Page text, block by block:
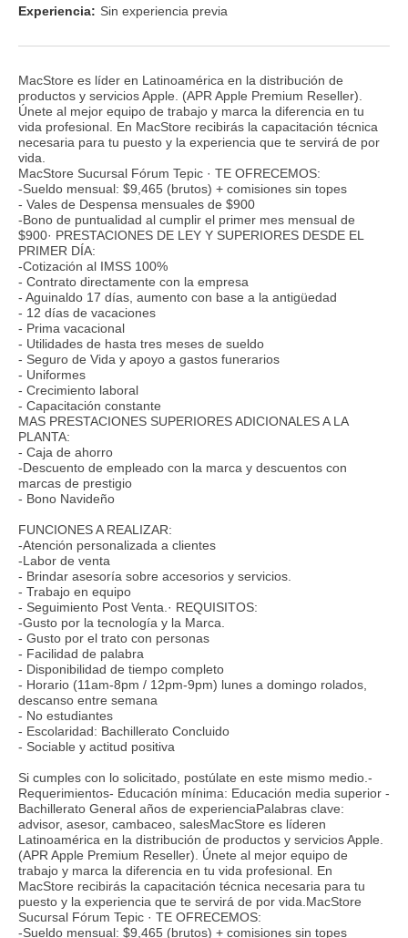
Experiencia: Sin experiencia previa
MacStore es líder en Latinoamérica en la distribución de
productos y servicios Apple. (APR Apple Premium Reseller).
Únete al mejor equipo de trabajo y marca la diferencia en tu
vida profesional. En MacStore recibirás la capacitación técnica
necesaria para tu puesto y la experiencia que te servirá de por
vida.
MacStore Sucursal Fórum Tepic · TE OFRECEMOS:
-Sueldo mensual: $9,465 (brutos) + comisiones sin topes
- Vales de Despensa mensuales de $900
-Bono de puntualidad al cumplir el primer mes mensual de
$900· PRESTACIONES DE LEY Y SUPERIORES DESDE EL
PRIMER DÍA:
-Cotización al IMSS 100%
- Contrato directamente con la empresa
- Aguinaldo 17 días, aumento con base a la antigüedad
- 12 días de vacaciones
- Prima vacacional
- Utilidades de hasta tres meses de sueldo
- Seguro de Vida y apoyo a gastos funerarios
- Uniformes
- Crecimiento laboral
- Capacitación constante
MAS PRESTACIONES SUPERIORES ADICIONALES A LA
PLANTA:
- Caja de ahorro
-Descuento de empleado con la marca y descuentos con
marcas de prestigio
- Bono Navideño
FUNCIONES A REALIZAR:
-Atención personalizada a clientes
-Labor de venta
- Brindar asesoría sobre accesorios y servicios.
- Trabajo en equipo
- Seguimiento Post Venta.· REQUISITOS:
-Gusto por la tecnología y la Marca.
- Gusto por el trato con personas
- Facilidad de palabra
- Disponibilidad de tiempo completo
- Horario (11am-8pm / 12pm-9pm) lunes a domingo rolados,
descanso entre semana
- No estudiantes
- Escolaridad: Bachillerato Concluido
- Sociable y actitud positiva
Si cumples con lo solicitado, postúlate en este mismo medio.-
Requerimientos- Educación mínima: Educación media superior -
Bachillerato General años de experienciaPalabras clave:
advisor, asesor, cambaceo, salesMacStore es líderen
Latinoamérica en la distribución de productos y servicios Apple.
(APR Apple Premium Reseller). Únete al mejor equipo de
trabajo y marca la diferencia en tu vida profesional. En
MacStore recibirás la capacitación técnica necesaria para tu
puesto y la experiencia que te servirá de por vida.MacStore
Sucursal Fórum Tepic · TE OFRECEMOS:
-Sueldo mensual: $9,465 (brutos) + comisiones sin topes